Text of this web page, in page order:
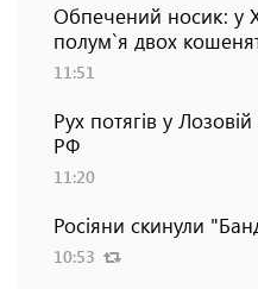
Обпечений носик: у
полум`я двох
11:51
Рух потягів у
РФ
11:20
Росіяни скинули
10:53